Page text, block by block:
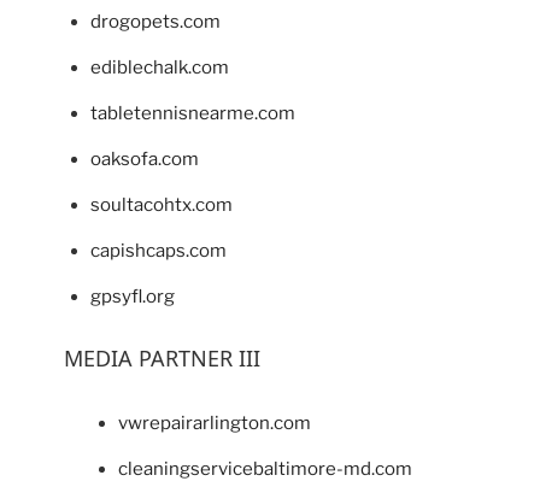
drogopets.com
ediblechalk.com
tabletennisnearme.com
oaksofa.com
soultacohtx.com
capishcaps.com
gpsyfl.org
MEDIA PARTNER III
vwrepairarlington.com
cleaningservicebaltimore-md.com